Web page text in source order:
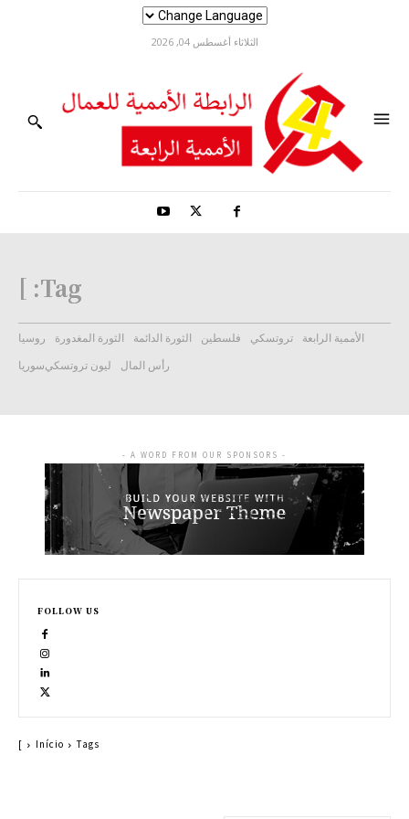
الثلاثاء أغسطس 04, 2026
Tag:
]
الأممية الرابعة تروتسكي فلسطين الثورة الدائمة الثورة المغدورة
روسيا
رأس المال
ليون تروتسكيسوريا
- A WORD FROM OUR SPONSORS -
FOLLOW US
Início Tags
]